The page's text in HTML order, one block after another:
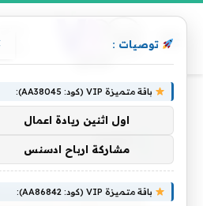
الرئيسية » الجبل » الصفحة 2
الجبل
توصيات :
باقة متميزة VIP (كود: AA38045):
اول اثنين ريادة اعمال
مشاركة ارباح ادسنس
باقة متميزة VIP (كود: AA86842):